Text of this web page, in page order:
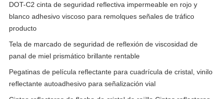
DOT-C2 cinta de seguridad reflectiva impermeable en rojo y
blanco adhesivo viscoso para remolques señales de tráfico
producto
Tela de marcado de seguridad de reflexión de viscosidad de
panal de miel prismático brillante rentable
Pegatinas de película reflectante para cuadrícula de cristal, vinilo
reflectante autoadhesivo para señalización vial